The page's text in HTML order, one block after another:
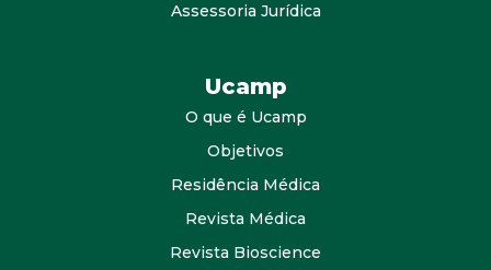
Assessoria Jurídica
Ucamp
O que é Ucamp
Objetivos
Residência Médica
Revista Médica
Revista Bioscience